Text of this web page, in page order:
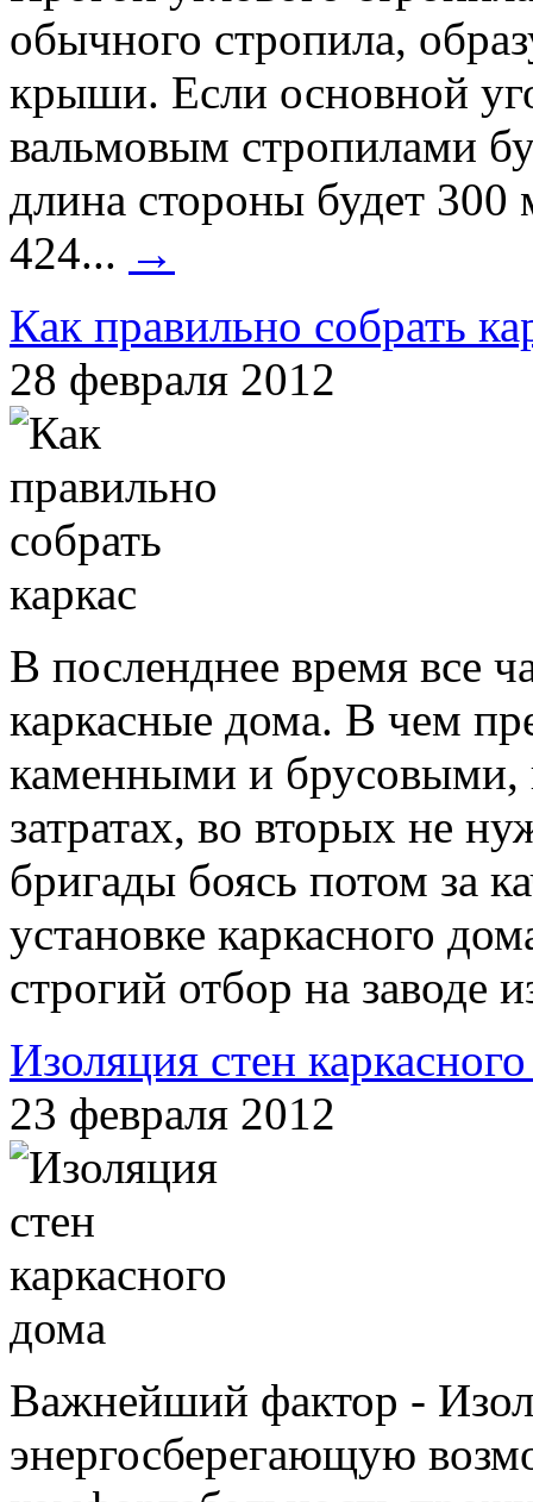
обычного стропила,
крыши. Если основной
вальмовым стропилами
длина стороны будет 300
424... →
Как правильно собрать
28 февраля 2012
В посленднее время все
каркасные дома. В чем
каменными и брусовыми,
затратах, во вторых не
бригады боясь потом за
установке каркасного
строгий отбор на заводе
Изоляция стен
23 февраля 2012
Важнейший фактор -
энергосберегающую